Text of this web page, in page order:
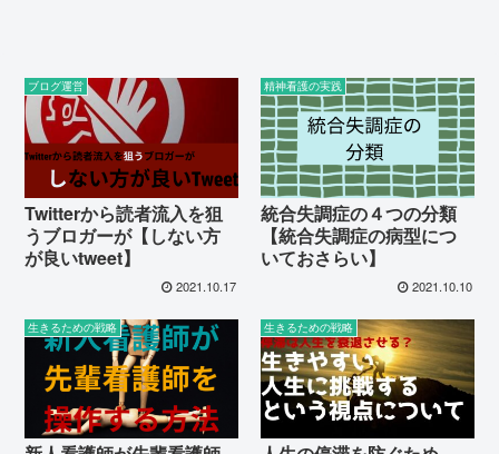
ブログ運営
Twitterから読者流入を狙
うブロガーが【しない方
が良いtweet】
2021.10.17
精神看護の実践
統合失調症の４つの分類
【統合失調症の病型につ
いておさらい】
2021.10.10
生きるための戦略 生きるための戦略